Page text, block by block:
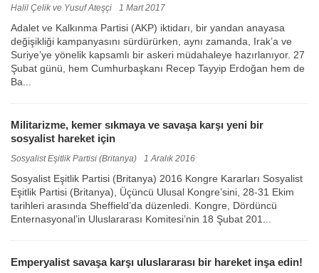
Halil Çelik ve Yusuf Ateşçi 1 Mart 2017
Adalet ve Kalkınma Partisi (AKP) iktidarı, bir yandan anayasa
değişikliği kampanyasını sürdürürken, aynı zamanda, Irak’a ve
Suriye’ye yönelik kapsamlı bir askeri müdahaleye hazırlanıyor. 27
Şubat günü, hem Cumhurbaşkanı Recep Tayyip Erdoğan hem de
Ba...
Militarizme, kemer sıkmaya ve savaşa karşı yeni bir
sosyalist hareket için
Sosyalist Eşitlik Partisi (Britanya) 1 Aralık 2016
Sosyalist Eşitlik Partisi (Britanya) 2016 Kongre Kararları Sosyalist
Eşitlik Partisi (Britanya), Üçüncü Ulusal Kongre’sini, 28-31 Ekim
tarihleri arasında Sheffield’da düzenledi. Kongre, Dördüncü
Enternasyonal’in Uluslararası Komitesi’nin 18 Şubat 201...
Emperyalist savaşa karşı uluslararası bir hareket inşa edin!